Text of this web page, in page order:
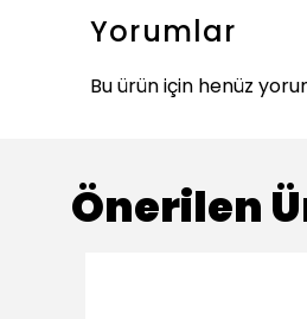
Yorumlar
Bu ürün için henüz
Önerilen